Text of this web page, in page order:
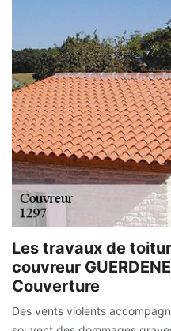
Les travaux de
couvreur
Couverture
Des vents violents